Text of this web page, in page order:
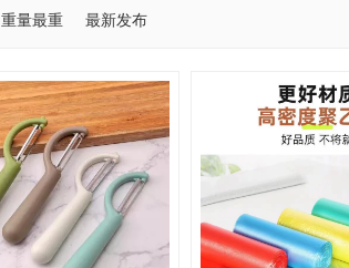
重量最重 最新发布